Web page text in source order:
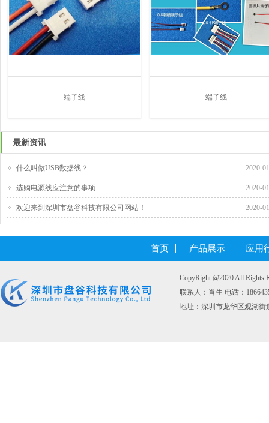
端子线 端子线
最新资讯
2020-
什么叫做USB数据线？
2020-
选购电源线应注意的事项
2020-
欢迎来到深圳市盘谷科技有限公司网站！
首页 产品展示 应用
CopyRight @2020 All
联系人：肖生 电话：
地址：深圳市龙华区观湖